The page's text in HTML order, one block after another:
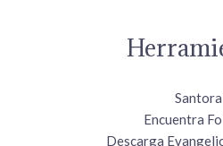
Encuentra
Descarga